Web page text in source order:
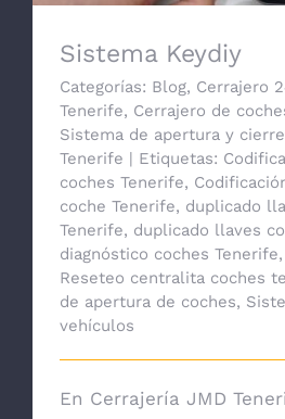
Sistema Keydiy
Categorías: Blog, Cerrajero
Tenerife, Cerrajero de
Sistema de apertura y
Tenerife | Etiquetas:
coches Tenerife,
coche Tenerife, duplicado
Tenerife, duplicado llaves
diagnóstico coches Tenerife,
Reseteo centralita coches
de apertura de coches,
vehículos
En Cerrajería JMD